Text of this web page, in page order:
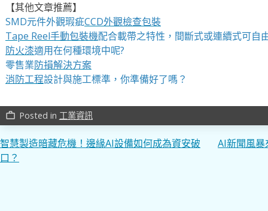
【其他文章推薦】
SMD元件外觀瑕疵CCD外觀檢查包裝
Tape Reel手動包裝機配合載帶之特性，間斷式或連續式可自
防火漆適用在何種環境中呢?
零售業防損解決方案
消防工程設計與施工標準，你準備好了嗎？
work_outline Posted in 工業資訊
文
章
智慧製造暗藏危機！邊緣AI設備如何成為資安破
口？
AI新聞風